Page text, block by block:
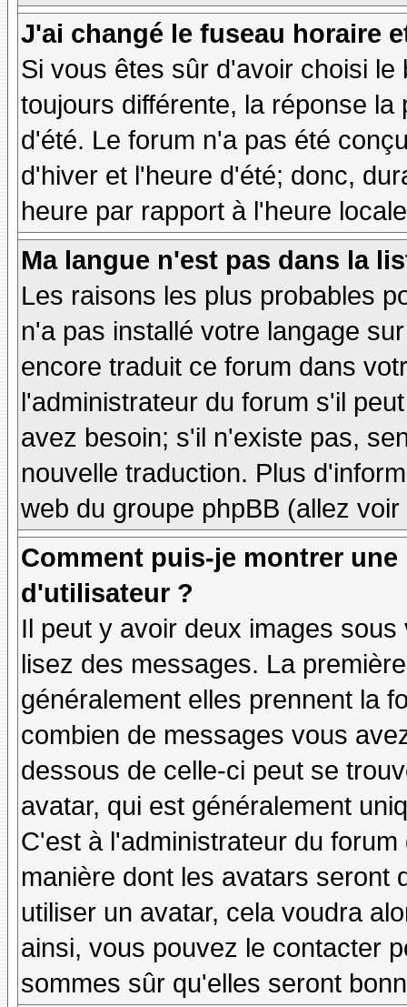
J'ai changé le fuseau horaire
Si vous êtes sûr d'avoir choisi
toujours différente, la réponse
d'été. Le forum n'a pas été
d'hiver et l'heure d'été; donc,
heure par rapport à l'heure
Ma langue n'est pas dans la
Les raisons les plus probables
n'a pas installé votre langage
encore traduit ce forum dans
l'administrateur du forum s'il
avez besoin; s'il n'existe pas,
nouvelle traduction. Plus
web du groupe phpBB (allez
Comment puis-je montrer
d'utilisateur ?
Il peut y avoir deux images
lisez des messages. La
généralement elles prennent la
combien de messages vous
dessous de celle-ci peut se
avatar, qui est généralement
C'est à l'administrateur du
manière dont les avatars seront
utiliser un avatar, cela voudra
ainsi, vous pouvez le contacter
sommes sûr qu'elles seront